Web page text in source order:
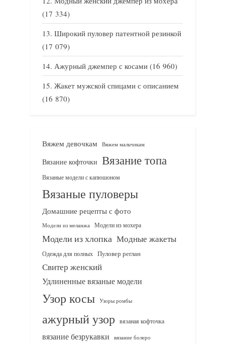
(17 334)
Широкий пуловер патентной резинкой
(17 079)
Ажурный джемпер с косами (16 960)
Жакет мужской спицами с описанием
(16 870)
Вяжем девочкам Вяжем мальчикам
Вязание кофточки Вязание топа
Вязаные модели с капюшоном
Вязаные пуловеры
Домашние рецепты с фото
Модели из меланжа Модели из мохера
Модели из хлопка Модные жакеты
Одежда для полных Пуловер реглан
Свитер женский
Удлиненные вязаные модели
Узор косы Узоры ромбы
ажурный узор вязаная кофточка
вязание безрукавки вязание болеро